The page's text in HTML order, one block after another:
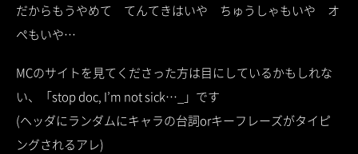
だからもうやめて てんてきはいや ちゅうしゃもいや オ
ペもいや…
MCのサイトを見てくださった方は目にしているかもしれな
い、「stop doc, I’m not sick…_」です
(ヘッダにランダムにキャラの台詞orキーフレーズがタイピ
ングされるアレ)